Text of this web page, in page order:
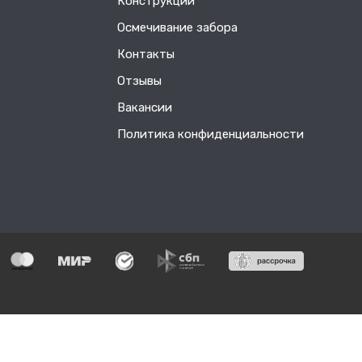
Осмечивание забора
Контакты
Отзывы
Вакансии
Политика конфиденциальности